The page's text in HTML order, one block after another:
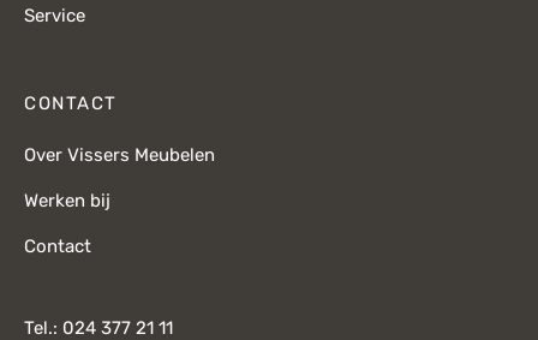
Service
CONTACT
Over Vissers Meubelen
Werken bij
Contact
Tel.: 024 377 21 11